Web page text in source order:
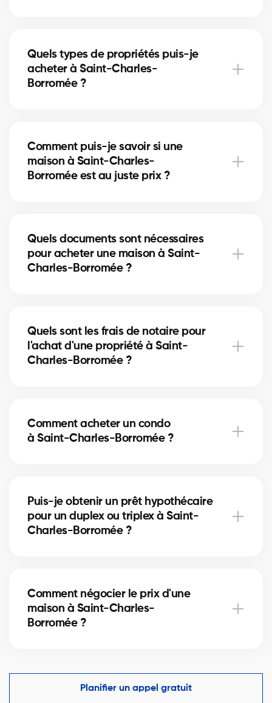
hypothécaires. Nos courtiers vous conseillent en
fonction des tendances actuelles afin de maximiser
votre investissement.
Quels types de propriétés puis-je
acheter à Saint-Charles-
Borromée ?
un immeuble locatif. Nos courtiers vous aident à
trouver la propriété qui correspond à vos objectifs et
à votre budget.
Comment puis-je savoir si une
maison à Saint-Charles-
Borromée est au juste prix ?
et l’emplacement pour vous donner une estimation
précise et vous éviter de surpayer.
Quels documents sont nécessaires
pour acheter une maison à Saint-
Charles-Borromée ?
bancaires, d'une pièce d'identité et d'une lettre de
préapprobation. Nos experts vous accompagnent
dans chaque étape.
Quels sont les frais de notaire pour
l'achat d'une propriété à Saint-
Charles-Borromée ?
l’acte de vente, la vérification des titres et
l’inscription hypothécaire. Nos courtiers peuvent
Comment acheter un condo
à Saint-Charles-Borromée ?
prévoyance et la gestion de la copropriété. Nos
courtiers vous guident pour éviter les mauvaises
surprises.
Puis-je obtenir un prêt hypothécaire
pour un duplex ou triplex à Saint-
Charles-Borromée ?
aux immeubles locatifs. Ils vous aident à financer
votre projet immobilier et optimiser votre mise de
fonds.
Comment négocier le prix d'une
maison à Saint-Charles-
Borromée ?
comparables du marché à Saint-Charles-Borromée
et vous aide à faire une offre compétitive tout en
Planifier un appel gratuit